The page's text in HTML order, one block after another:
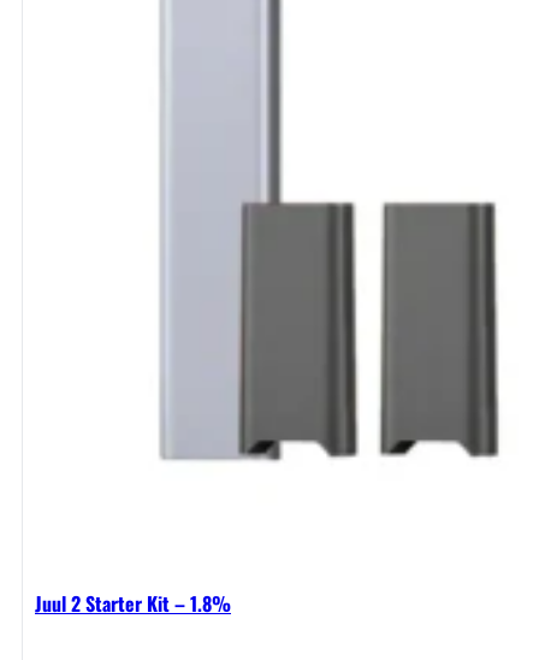
Juul 2 Starter Kit – 1.8%